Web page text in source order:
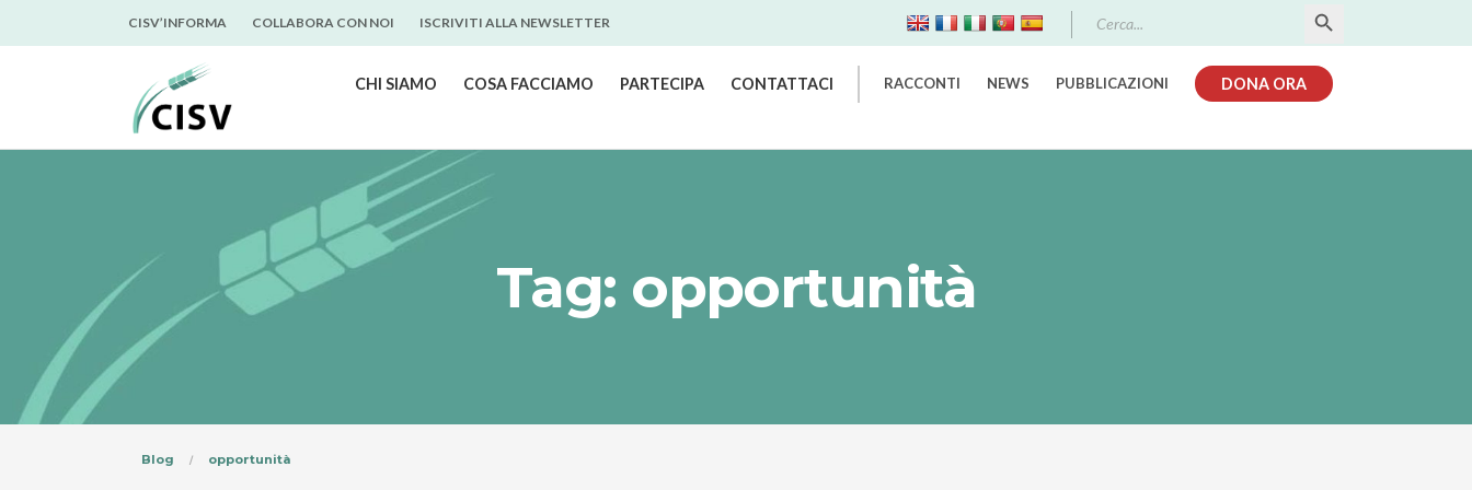
CISV’INFORMA COLLABORA CON NOI ISCRIVITI ALLA NEWSLETTER
for:
CHI SIAMO COSA FACCIAMO PARTECIPA CONTATTACI RACCONTI NEWS PUBBLICAZIONI DONA ORA
Tag: opportunità
Blog opportunità